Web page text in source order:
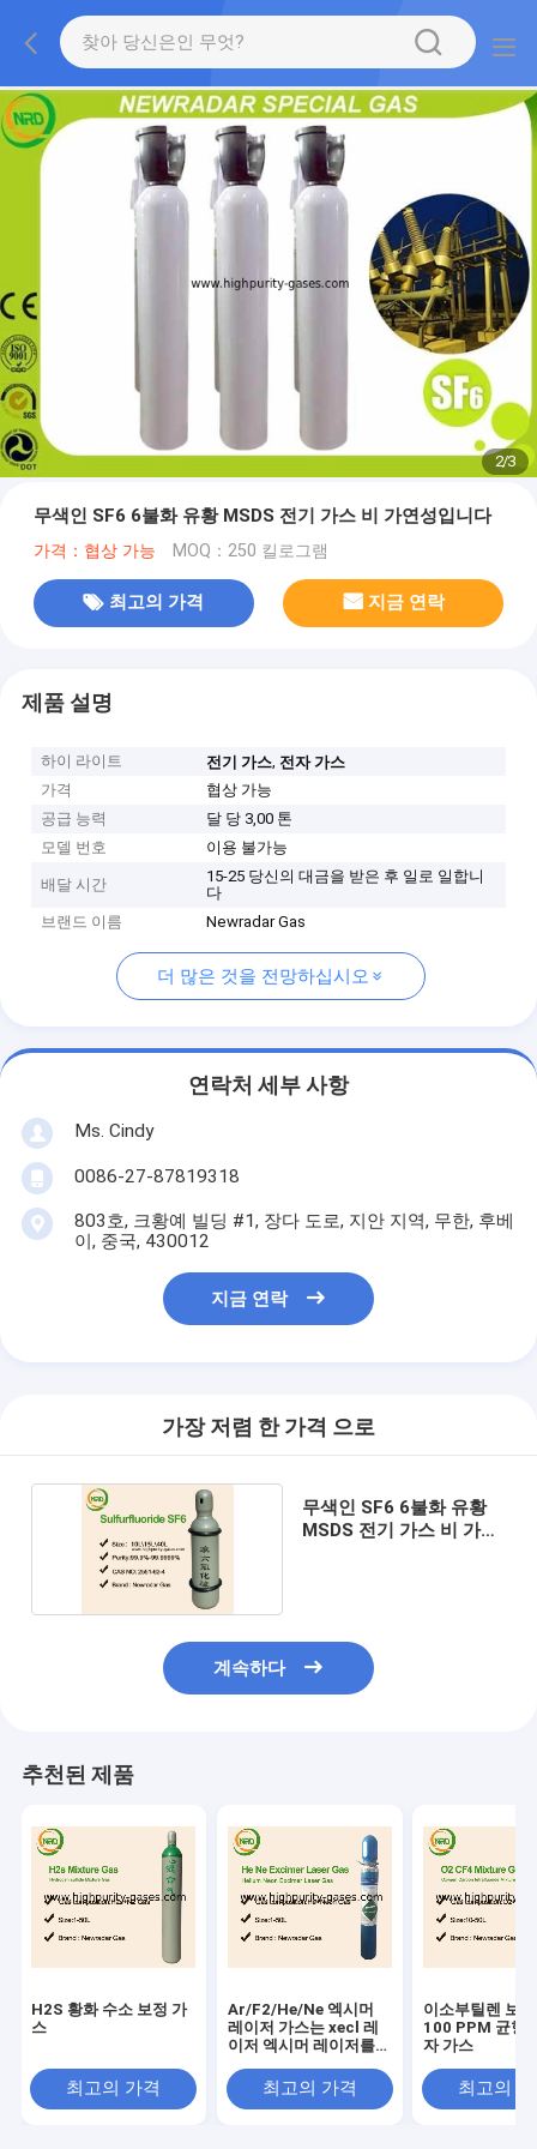
2/3
무색인 SF6 6불화 유황 MSDS 전기 가스 비 가연성입니다
가격：협상 가능 MOQ：250 킬로그램
최고의 가격 지금 연락
제품 설명
하이 라이트 전기 가스, 전자 가스
가격
협상 가능
공급 능력
달 당 3,00 톤
모델 번호
이용 불가능
배달 시간
15-25 당신의 대금을 받은 후 일로 일합니
다
브랜드 이름
Newradar Gas
더 많은 것을 전망하십시오
연락처 세부 사항
Ms. Cindy
0086-27-87819318
803호, 크황예 빌딩 #1, 장다 도로, 지안 지역, 무한, 후베
이, 중국, 430012
지금 연락
가장 저렴 한 가격 으로
무색인 SF6 6불화 유황
MSDS 전기 가스 비 가연
계속하다
추천된 제품
H2S 황화 수소 보정 가
스
최고의 가격
Ar/F2/He/Ne 엑시머
레이저 가스는 xecl 레
이저 엑시머 레이저를
혼합되었습니다
최고의 가격
이소부틸렌 보
100 PPM 균형
자 가스
최고의